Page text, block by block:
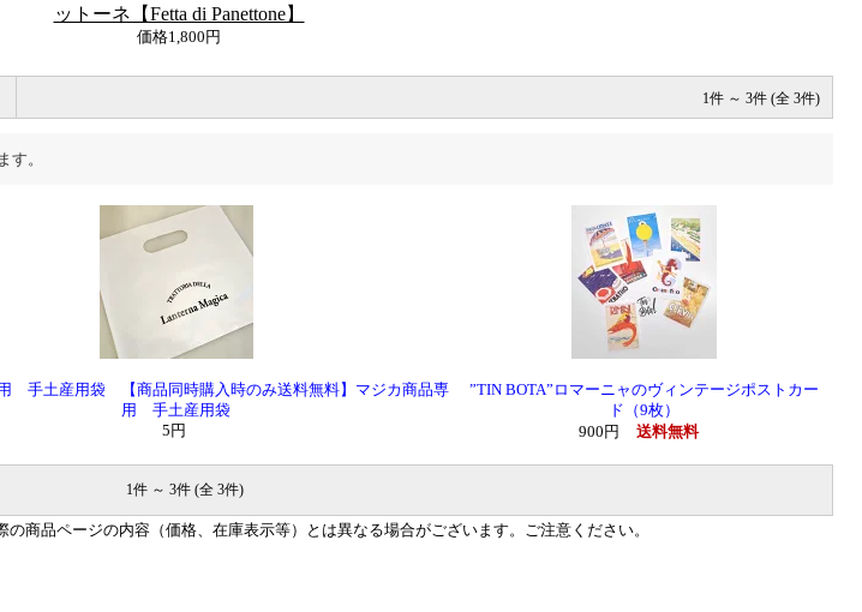
ットーネ【Fetta di Panettone】
価格1,800円
1件 ～ 3件 (全 3件)
。
手土産用袋 【商品同時購入時のみ送料無料】マジカ商品専
用 手土産用袋
5円
”TIN BOTA”ロマーニャのヴィンテージポストカー
ド（9枚）
900円
送料無料
1件 ～ 3件 (全 3件)
商品ページの内容（価格、在庫表示等）とは異なる場合がございます。ご注意ください。